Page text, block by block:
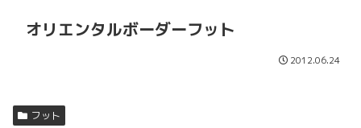
オリエンタルボーダーフット
2012.06.24
フット